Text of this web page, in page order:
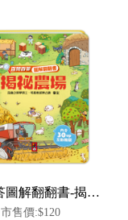
百問百答圖解翻翻書-揭祕農場
市售價:$120